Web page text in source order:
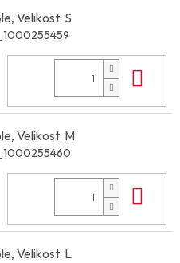
Velikost: S
Velikost: M
Velikost: L